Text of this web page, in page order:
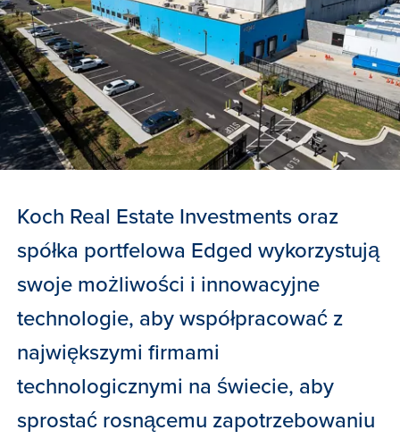
Koch Real Estate Investments oraz
spółka portfelowa Edged wykorzystują
swoje możliwości i innowacyjne
technologie, aby współpracować z
największymi firmami
technologicznymi na świecie, aby
sprostać rosnącemu zapotrzebowaniu